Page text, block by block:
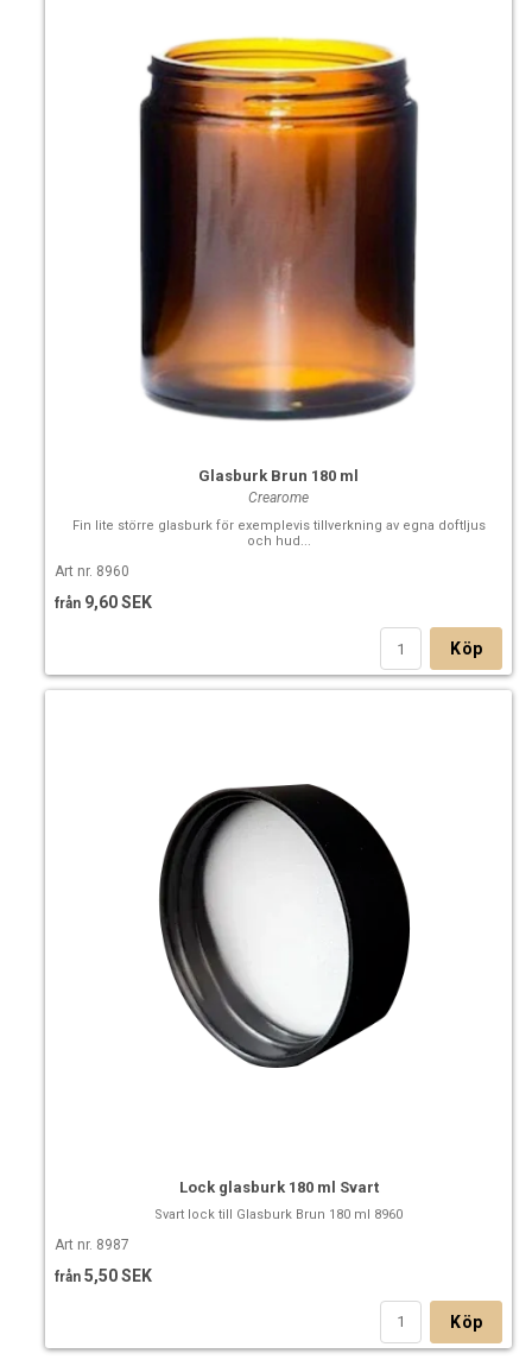
Glasburk Brun 180 ml
Crearome
Fin lite större glasburk för exemplevis tillverkning av egna doftljus
och hud...
Art nr. 8960
från 9,60 SEK
Köp
Lock glasburk 180 ml Svart
Svart lock till Glasburk Brun 180 ml 8960
Art nr. 8987
från 5,50 SEK
Köp